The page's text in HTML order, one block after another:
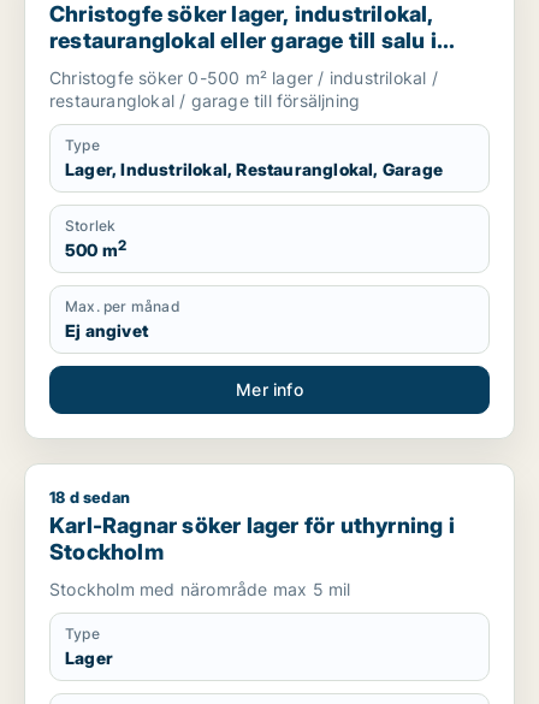
Christogfe söker lager, industrilokal,
restauranglokal eller garage till salu i
Nykvarn, Stockholm Innerstad eller
Kungsholmen m.fl.
Christogfe söker 0-500 m² lager / industrilokal /
restauranglokal / garage till försäljning
Type
Lager, Industrilokal, Restauranglokal, Garage
Storlek
500 m2
Max. per månad
Ej angivet
Mer info
Karl-Ragnar söker lager för uthyrning i Stockholm
18 d sedan
Karl-Ragnar söker lager för uthyrning i
Stockholm
Stockholm med närområde max 5 mil
Type
Lager